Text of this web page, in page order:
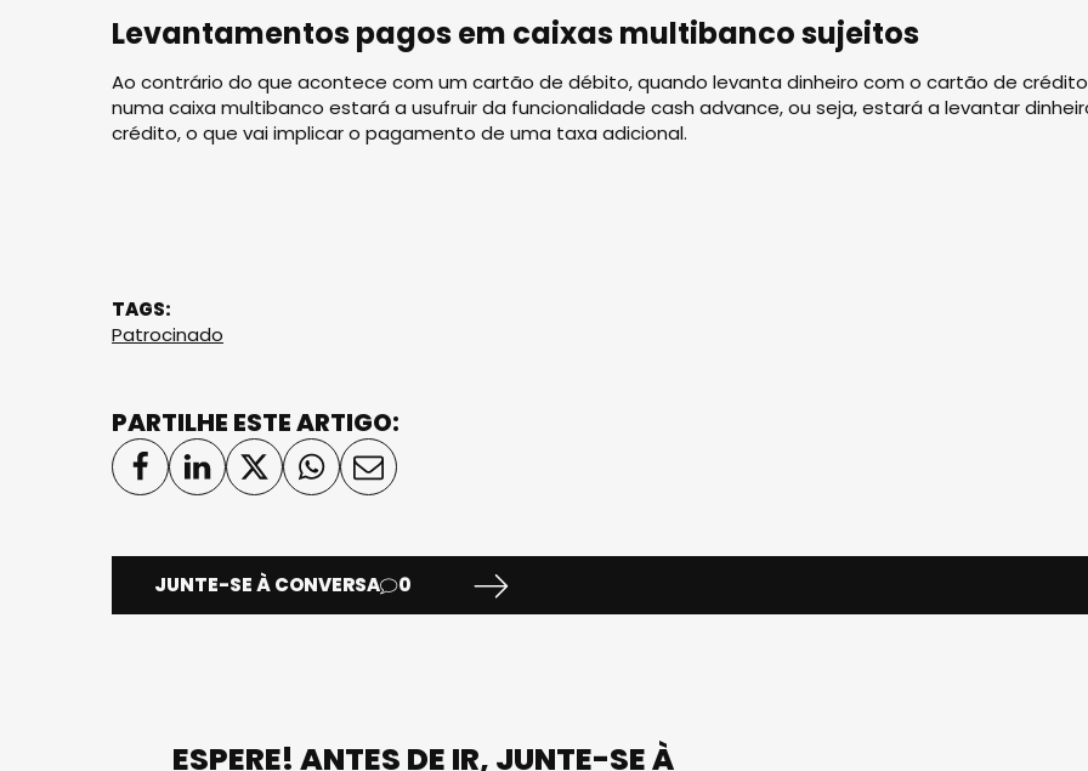
Levantamentos pagos em caixas multibanco sujeitos
Ao contrário do que acontece com um cartão de débito, quando levanta dinheiro com o cartão de crédito
numa caixa multibanco estará a usufruir da funcionalidade cash advance, ou seja, estará a levantar
crédito, o que vai implicar o pagamento de uma taxa adicional.
TAGS:
Patrocinado
PARTILHE ESTE ARTIGO:
JUNTE-SE À CONVERSA 0
ESPERE! ANTES DE IR, JUNTE-SE À